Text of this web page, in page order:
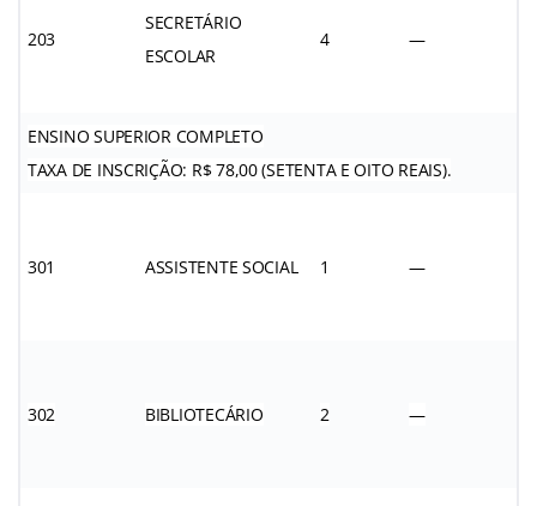
203
SECRETÁRIO
ESCOLAR
4 —
ENSINO SUPERIOR COMPLETO
TAXA DE INSCRIÇÃO: R$ 78,00 (SETENTA E OITO REAIS).
301 ASSISTENTE SOCIAL 1 —
302 BIBLIOTECÁRIO 2 —